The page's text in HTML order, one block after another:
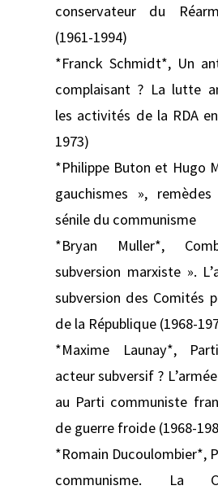
conservateur du
(1961-1994)
*Franck Schmidt*, Un
complaisant ? La lutte
les activités de la RDA
1973)
*Philippe Buton et Hugo
gauchismes »,
sénile du communisme
*Bryan Muller*,
subversion marxiste ».
subversion des Comités
de la République (1968-
*Maxime Launay*,
acteur subversif ?
au Parti communiste
de guerre froide (1968-
*Romain Ducoulombier*,
communisme. La